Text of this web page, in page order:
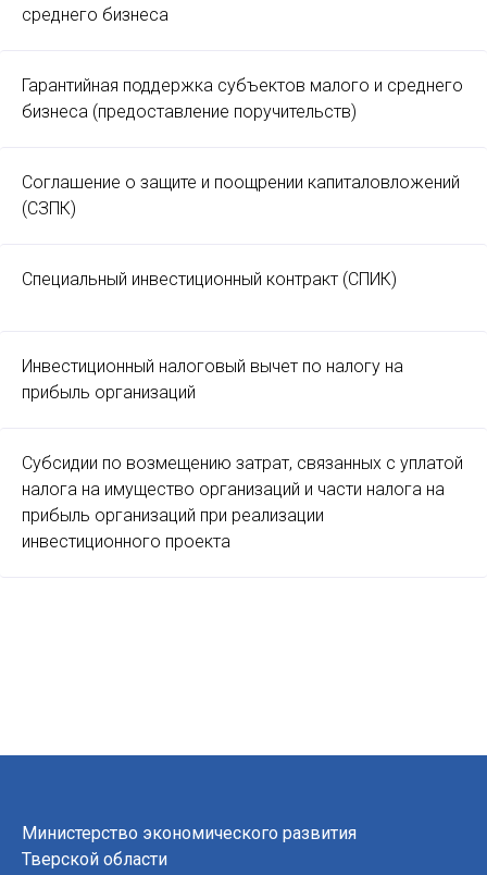
среднего бизнеса
Гарантийная поддержка субъектов малого и среднего
бизнеса (предоставление поручительств)
Соглашение о защите и поощрении капиталовложений
(СЗПК)
Специальный инвестиционный контракт (СПИК)
Инвестиционный налоговый вычет по налогу на
прибыль организаций
Субсидии по возмещению затрат, связанных с уплатой
налога на имущество организаций и части налога на
прибыль организаций при реализации
инвестиционного проекта
Министерство экономического развития
Тверской области